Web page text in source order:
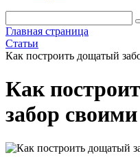
Главная страница
Статьи
Как построить дощатый
Как
забор